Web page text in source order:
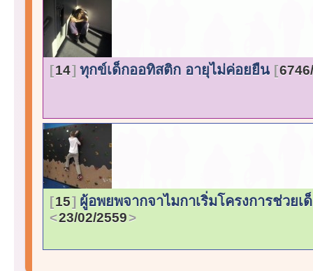
14 ทุกข์เด็กออทิสติก อายุไม่ค่อยยืน
15 ผู้อพยพจากจาไมกาเริ่มโครงการช่ว
23/02/2559